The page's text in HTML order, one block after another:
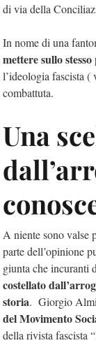
di via della
In nome di una
mettere sullo
l’ideologia fascista (
combattuta.
Una
A niente sono valse
parte dell’opinione
giunta che incuranti
costellato
storia. Giorgio
del Movimento
della rivista fascista